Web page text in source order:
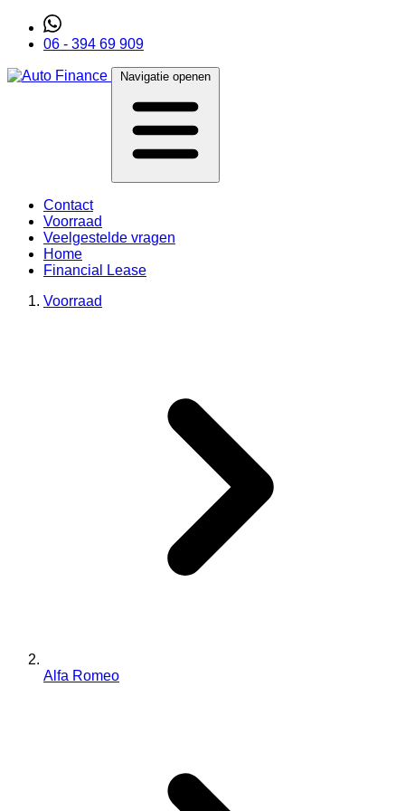
06 - 394 69 909
Navigatie openen
Contact
Voorraad
Veelgestelde vragen
Home
Financial Lease
Voorraad
Alfa Romeo